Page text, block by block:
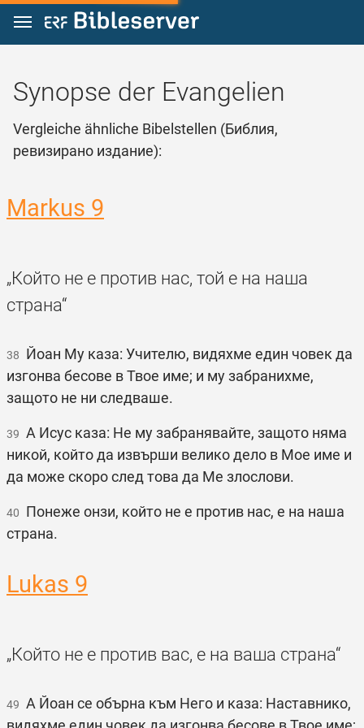
Zum Inhalt springen
Synopse der Evangelien
Vergleiche ähnliche Bibelstellen (Библия,
ревизирано издание):
Markus 9
„Който не е против нас, той е на наша
страна“
38 Йоан Му каза: Учителю, видяхме един човек да
изгонва бесове в Твое име; и му забранихме,
защото не ни следваше.
39 А Исус каза: Не му забранявайте, защото няма
никой, който да извърши велико дело в Мое име и
да може скоро след това да Ме злослови.
40 Понеже онзи, който не е против нас, е на наша
страна.
Lukas 9
„Който не е против вас, е на ваша страна“
49 А Йоан се обърна към Него и каза: Наставнико,